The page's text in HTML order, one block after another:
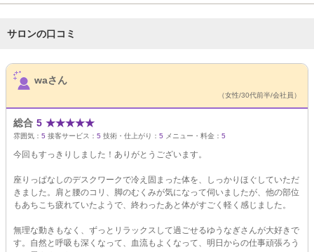
サロンの口コミ
サロンPick Up
waさん
（女性/30代前半/会社員）
総合 5 ★★★★★
雰囲気： 5 接客サービス： 5 技術・仕上がり： 5 メニュー・料金： 5
今回もすっきりしました！ありがとうございます。
座りっぱなしのデスクワークで冷え固まった体を、しっかりほぐしていただ
きました。肩と腰のコリ、脚のむくみが気になって伺いましたが、他の部位
もあちこち疲れていたようで、終わったあと体がすごく軽く感じました。
無理な動きもなく、ずっとリラックスして過ごせるゆうなぎさんが大好きで
す。自然と呼吸も深くなって、血流もよくなって、明日からの仕事頑張ろう